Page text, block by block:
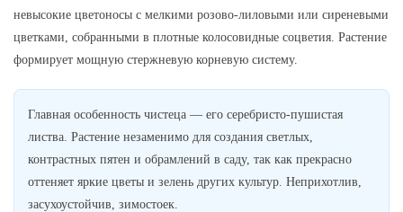
невысокие цветоносы с мелкими розово-лиловыми или сиреневыми
цветками, собранными в плотные колосовидные соцветия. Растение
формирует мощную стержневую корневую систему.
Главная особенность чистеца — его серебристо-пушистая
листва. Растение незаменимо для создания светлых,
контрастных пятен и обрамлений в саду, так как прекрасно
оттеняет яркие цветы и зелень других культур. Неприхотлив,
засухоустойчив, зимостоек.